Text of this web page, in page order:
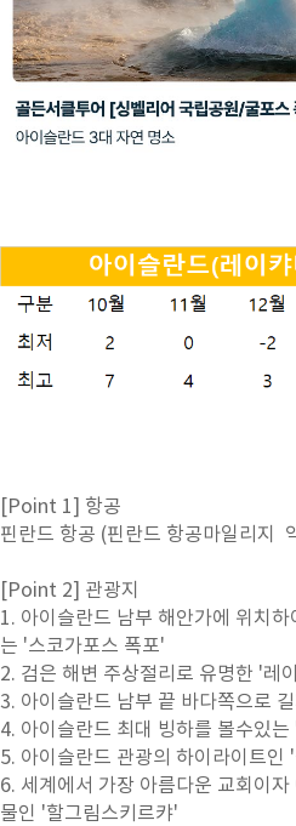
[Point 1] 항공
핀란드 항공 (핀란드 항공마일리지
[Point 2] 관광지
1. 아이슬란드 남부 해안가에 위치
는 '스코가포스 폭포'
2. 검은 해변 주상절리로 유명한 '레
3. 아이슬란드 남부 끝 바다쪽으로
4. 아이슬란드 최대 빙하를 볼수있
5. 아이슬란드 관광의 하이라이트인
6. 세계에서 가장 아름다운 교회이
물인 '할그림스키르캬'